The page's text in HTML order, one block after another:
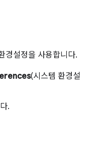
경설정을 사용합니다.
(시스템 환경설
.